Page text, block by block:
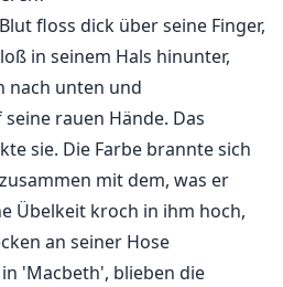
floss dick über seine Finger,
in seinem Hals hinunter,
nach unten und
rauen Hände. Das
sie. Die Farbe brannte sich
mit dem, was er
Übelkeit kroch in ihm hoch,
an seiner Hose
'Macbeth', blieben die